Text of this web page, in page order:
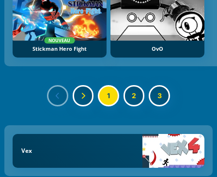
NOUVEAU
Stickman Hero Fight OvO
1 2 3
Vex